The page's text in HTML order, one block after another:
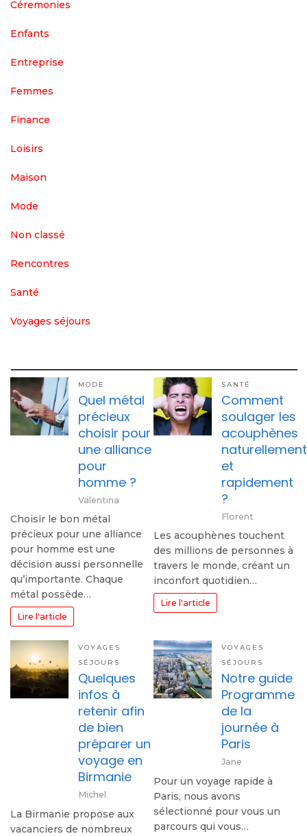
Céremonies
Enfants
Entreprise
Femmes
Finance
Loisirs
Maison
Mode
Non classé
Rencontres
Santé
Voyages séjours
MODE
Quel métal
précieux
choisir pour
une alliance
pour
homme ?
Valentina
Choisir le bon métal
précieux pour une alliance
pour homme est une
décision aussi personnelle
qu’importante. Chaque
métal possède…
Lire l'article
SANTÉ
Comment
soulager les
acouphènes
naturellement
et
rapidement
?
Florent
Les acouphènes touchent
des millions de personnes à
travers le monde, créant un
inconfort quotidien…
Lire l'article
VOYAGES
SÉJOURS
Quelques
infos à
retenir afin
de bien
préparer un
voyage en
Birmanie
Michel
La Birmanie propose aux
vacanciers de nombreux
VOYAGES
SÉJOURS
Notre guide
Programme
de la
journée à
Paris
Jane
Pour un voyage rapide à
Paris, nous avons
sélectionné pour vous un
parcours qui vous…